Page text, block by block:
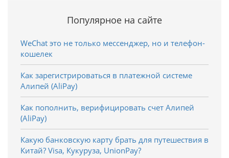
Популярное на сайте
WeChat это не только мессенджер, но и телефон-
кошелек
Как зарегистрироваться в платежной системе
Алипей (AliPay)
Как пополнить, верифицировать счет Алипей
(AliPay)
Какую банковскую карту брать для путешествия в
Китай? Visa, Кукуруза, UnionPay?